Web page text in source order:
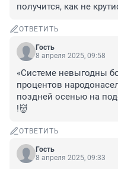
получится, как не
ОТВЕТИТЬ
Гость
8 апреля 2025, 09:58
«Системе невыгодны
процентов
поздней осенью на
!👹
ОТВЕТИТЬ
Гость
8 апреля 2025, 09:33